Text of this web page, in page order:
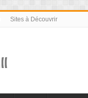
Sites à Découvrir